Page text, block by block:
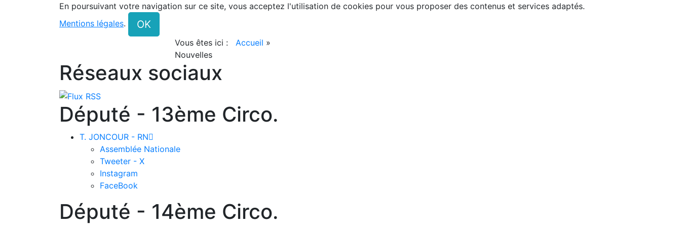
En poursuivant votre navigation sur ce site, vous acceptez l'utilisation de cookies pour vous proposer des contenus et services adaptés.
Mentions légales. OK
Vous êtes ici : Accueil »
Nouvelles
Réseaux sociaux
Député - 13ème Circo.
T. JONCOUR - RN
Assemblée Nationale
Tweeter - X
Instagram
FaceBook
Député - 14ème Circo.